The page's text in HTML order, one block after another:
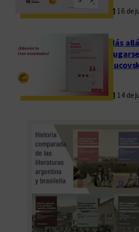
u
s
16 de
Más
14 de